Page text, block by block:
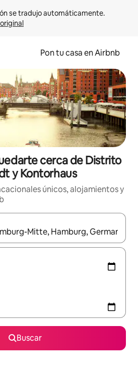
Pon tu casa en Airbnb
cerca de Distrito
y Kontorhaus
únicos, alojamientos y
estén disponibles, navega con las
Buscar